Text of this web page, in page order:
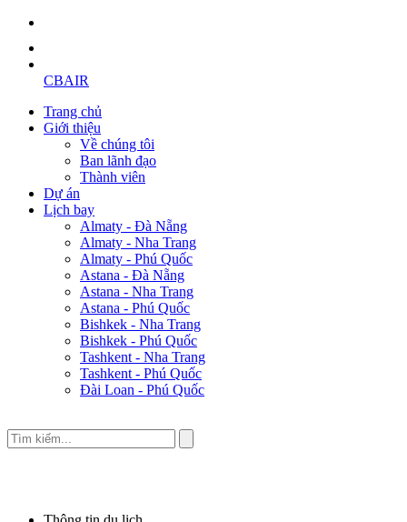
CBAIR
Trang chủ
Giới thiệu
Về chúng tôi
Ban lãnh đạo
Thành viên
Dự án
Lịch bay
Almaty - Đà Nẵng
Almaty - Nha Trang
Almaty - Phú Quốc
Astana - Đà Nẵng
Astana - Nha Trang
Astana - Phú Quốc
Bishkek - Nha Trang
Bishkek - Phú Quốc
Tashkent - Nha Trang
Tashkent - Phú Quốc
Đài Loan - Phú Quốc